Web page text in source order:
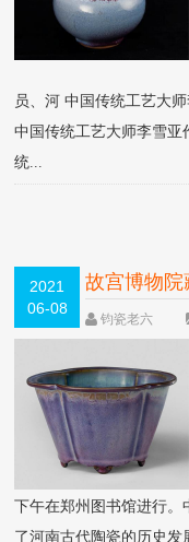
员、河 中国传统工艺大
中国传统工艺大师李雪
统...
2021
06-08
故宫博物
钧瓷老六
论
下午在郑州图书馆进行
了河南古代陶瓷的历史